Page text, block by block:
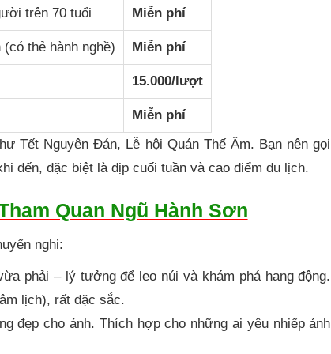
trên 70 tuổi Miễn phí
thẻ hành nghề) Miễn phí
15.000/lượt
Miễn phí
Tết Nguyên Đán, Lễ hội Quán Thế Âm. Bạn nên gọi
đến, đặc biệt là dịp cuối tuần và cao điểm du lịch.
Quan Ngũ Hành Sơn
nghị:
phải – lý tưởng để leo núi và khám phá hang động.
lịch), rất đặc sắc.
đẹp cho ảnh. Thích hợp cho những ai yêu nhiếp ảnh